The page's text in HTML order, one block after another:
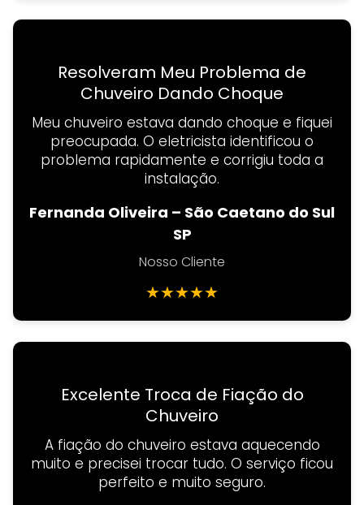
Resolveram Meu Problema de
Chuveiro Dando Choque
Meu chuveiro estava dando choque e fiquei
preocupada. O eletricista identificou o
problema rapidamente e corrigiu toda a
instalação.
Fernanda Oliveira – São Caetano do Sul
SP
Nosso Cliente
★★★★★
Excelente Troca de Fiação do
Chuveiro
A fiação do chuveiro estava aquecendo
muito e precisei trocar tudo. O serviço ficou
perfeito e muito seguro.